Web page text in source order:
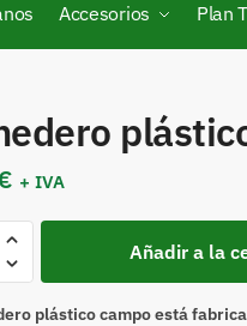
Accesorios Plan
+ IVA
Añadir a la
plástico campo está